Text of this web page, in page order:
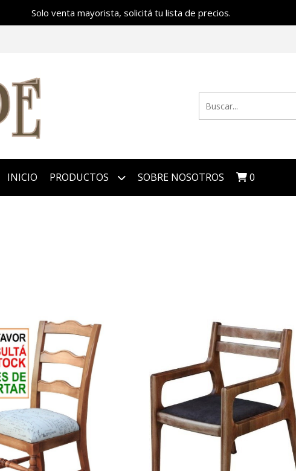
Solo venta mayorista, solicitá tu lista de precios.
INICIO PRODUCTOS SOBRE NOSOTROS 0